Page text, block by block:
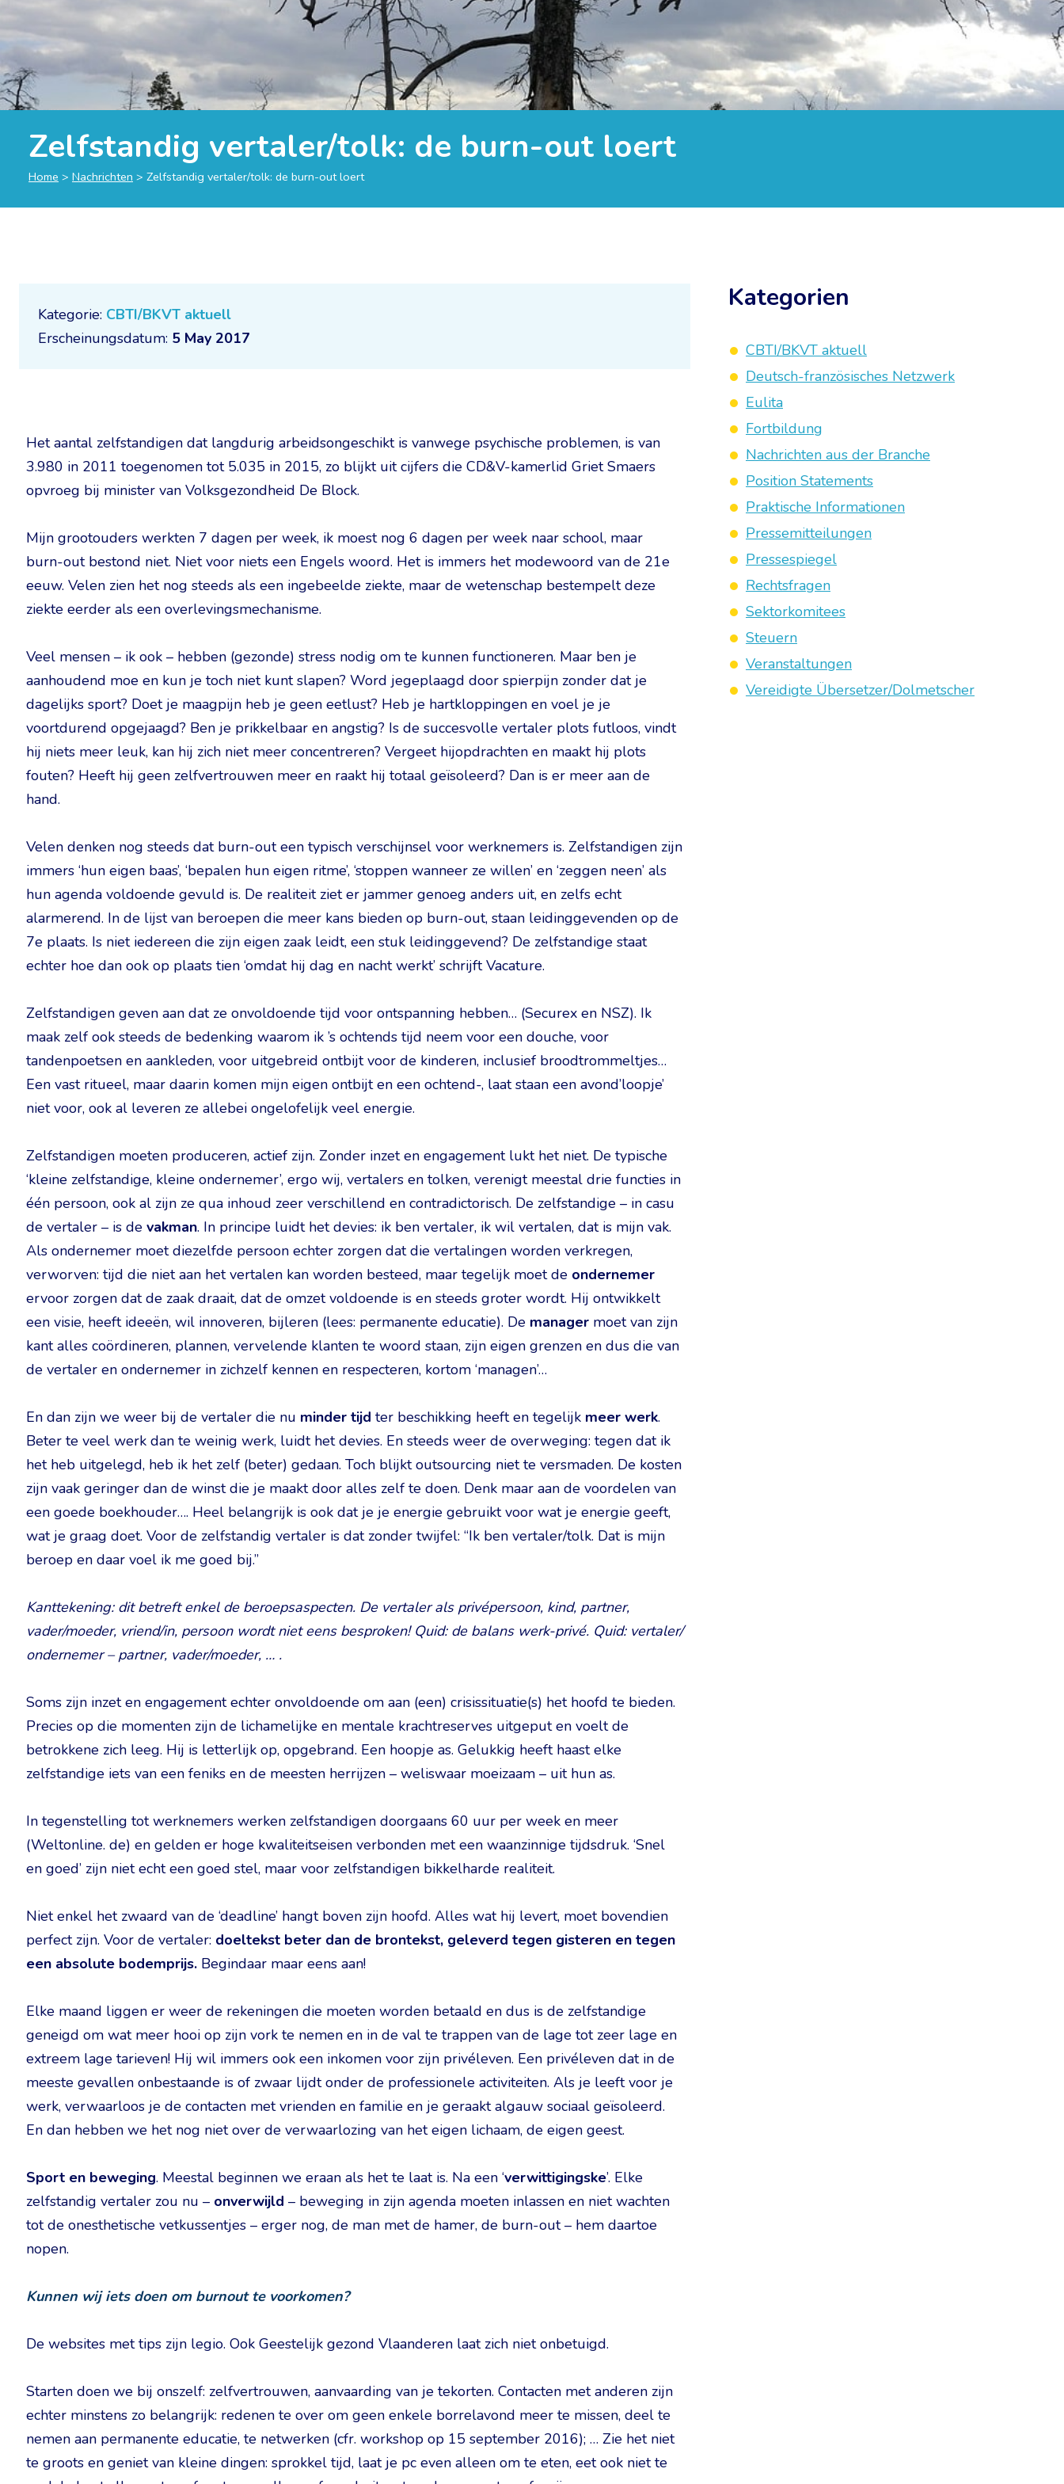
Zelfstandig vertaler/tolk: de burn-out loert
Home > Nachrichten > Zelfstandig vertaler/tolk: de burn-out loert
Kategorie: CBTI/BKVT aktuell
Erscheinungsdatum: 5 May 2017
Het aantal zelfstandigen dat langdurig arbeidsongeschikt is vanwege psychische problemen, is van
3.980 in 2011 toegenomen tot 5.035 in 2015, zo blijkt uit cijfers die CD&V-kamerlid Griet Smaers
opvroeg bij minister van Volksgezondheid De Block.
Mijn grootouders werkten 7 dagen per week, ik moest nog 6 dagen per week naar school, maar
burn-out bestond niet. Niet voor niets een Engels woord. Het is immers het modewoord van de 21e
eeuw. Velen zien het nog steeds als een ingebeelde ziekte, maar de wetenschap bestempelt deze
ziekte eerder als een overlevingsmechanisme.
Veel mensen – ik ook – hebben (gezonde) stress nodig om te kunnen functioneren. Maar ben je
aanhoudend moe en kun je toch niet kunt slapen? Word jegeplaagd door spierpijn zonder dat je
dagelijks sport? Doet je maagpijn heb je geen eetlust? Heb je hartkloppingen en voel je je
voortdurend opgejaagd? Ben je prikkelbaar en angstig? Is de succesvolle vertaler plots futloos, vindt
hij niets meer leuk, kan hij zich niet meer concentreren? Vergeet hijopdrachten en maakt hij plots
fouten? Heeft hij geen zelfvertrouwen meer en raakt hij totaal geïsoleerd? Dan is er meer aan de
hand.
Velen denken nog steeds dat burn-out een typisch verschijnsel voor werknemers is. Zelfstandigen zijn
immers ‘hun eigen baas’, ‘bepalen hun eigen ritme’, ‘stoppen wanneer ze willen’ en ‘zeggen neen’ als
hun agenda voldoende gevuld is. De realiteit ziet er jammer genoeg anders uit, en zelfs echt
alarmerend. In de lijst van beroepen die meer kans bieden op burn-out, staan leidinggevenden op de
7e plaats. Is niet iedereen die zijn eigen zaak leidt, een stuk leidinggevend? De zelfstandige staat
echter hoe dan ook op plaats tien ‘omdat hij dag en nacht werkt’ schrijft Vacature.
Zelfstandigen geven aan dat ze onvoldoende tijd voor ontspanning hebben… (Securex en NSZ). Ik
maak zelf ook steeds de bedenking waarom ik ’s ochtends tijd neem voor een douche, voor
tandenpoetsen en aankleden, voor uitgebreid ontbijt voor de kinderen, inclusief broodtrommeltjes…
Een vast ritueel, maar daarin komen mijn eigen ontbijt en een ochtend-, laat staan een avond’loopje’
niet voor, ook al leveren ze allebei ongelofelijk veel energie.
Zelfstandigen moeten produceren, actief zijn. Zonder inzet en engagement lukt het niet. De typische
‘kleine zelfstandige, kleine ondernemer’, ergo wij, vertalers en tolken, verenigt meestal drie functies in
één persoon, ook al zijn ze qua inhoud zeer verschillend en contradictorisch. De zelfstandige – in casu
de vertaler – is de vakman. In principe luidt het devies: ik ben vertaler, ik wil vertalen, dat is mijn vak.
Als ondernemer moet diezelfde persoon echter zorgen dat die vertalingen worden verkregen,
verworven: tijd die niet aan het vertalen kan worden besteed, maar tegelijk moet de ondernemer
ervoor zorgen dat de zaak draait, dat de omzet voldoende is en steeds groter wordt. Hij ontwikkelt
een visie, heeft ideeën, wil innoveren, bijleren (lees: permanente educatie). De manager moet van zijn
kant alles coördineren, plannen, vervelende klanten te woord staan, zijn eigen grenzen en dus die van
de vertaler en ondernemer in zichzelf kennen en respecteren, kortom ‘managen’…
En dan zijn we weer bij de vertaler die nu minder tijd ter beschikking heeft en tegelijk meer werk.
Beter te veel werk dan te weinig werk, luidt het devies. En steeds weer de overweging: tegen dat ik
het heb uitgelegd, heb ik het zelf (beter) gedaan. Toch blijkt outsourcing niet te versmaden. De kosten
zijn vaak geringer dan de winst die je maakt door alles zelf te doen. Denk maar aan de voordelen van
een goede boekhouder…. Heel belangrijk is ook dat je je energie gebruikt voor wat je energie geeft,
wat je graag doet. Voor de zelfstandig vertaler is dat zonder twijfel: “Ik ben vertaler/tolk. Dat is mijn
beroep en daar voel ik me goed bij.”
Kanttekening: dit betreft enkel de beroepsaspecten. De vertaler als privépersoon, kind, partner,
vader/moeder, vriend/in, persoon wordt niet eens besproken! Quid: de balans werk-privé. Quid: vertaler/
ondernemer – partner, vader/moeder, … .
Soms zijn inzet en engagement echter onvoldoende om aan (een) crisissituatie(s) het hoofd te bieden.
Precies op die momenten zijn de lichamelijke en mentale krachtreserves uitgeput en voelt de
betrokkene zich leeg. Hij is letterlijk op, opgebrand. Een hoopje as. Gelukkig heeft haast elke
zelfstandige iets van een feniks en de meesten herrijzen – weliswaar moeizaam – uit hun as.
In tegenstelling tot werknemers werken zelfstandigen doorgaans 60 uur per week en meer
(Weltonline. de) en gelden er hoge kwaliteitseisen verbonden met een waanzinnige tijdsdruk. ‘Snel
en goed’ zijn niet echt een goed stel, maar voor zelfstandigen bikkelharde realiteit.
Niet enkel het zwaard van de ‘deadline’ hangt boven zijn hoofd. Alles wat hij levert, moet bovendien
perfect zijn. Voor de vertaler: doeltekst beter dan de brontekst, geleverd tegen gisteren en tegen
een absolute bodemprijs. Begindaar maar eens aan!
Elke maand liggen er weer de rekeningen die moeten worden betaald en dus is de zelfstandige
geneigd om wat meer hooi op zijn vork te nemen en in de val te trappen van de lage tot zeer lage en
extreem lage tarieven! Hij wil immers ook een inkomen voor zijn privéleven. Een privéleven dat in de
meeste gevallen onbestaande is of zwaar lijdt onder de professionele activiteiten. Als je leeft voor je
werk, verwaarloos je de contacten met vrienden en familie en je geraakt algauw sociaal geïsoleerd.
En dan hebben we het nog niet over de verwaarlozing van het eigen lichaam, de eigen geest.
Sport en beweging. Meestal beginnen we eraan als het te laat is. Na een ‘verwittigingske’. Elke
zelfstandig vertaler zou nu – onverwijld – beweging in zijn agenda moeten inlassen en niet wachten
tot de onesthetische vetkussentjes – erger nog, de man met de hamer, de burn-out – hem daartoe
nopen.
Kunnen wij iets doen om burnout te voorkomen?
De websites met tips zijn legio. Ook Geestelijk gezond Vlaanderen laat zich niet onbetuigd.
Starten doen we bij onszelf: zelfvertrouwen, aanvaarding van je tekorten. Contacten met anderen zijn
echter minstens zo belangrijk: redenen te over om geen enkele borrelavond meer te missen, deel te
nemen aan permanente educatie, te netwerken (cfr. workshop op 15 september 2016); … Zie het niet
te groots en geniet van kleine dingen: sprokkel tijd, laat je pc even alleen om te eten, eet ook niet te
Kategorien
CBTI/BKVT aktuell
Deutsch-französisches Netzwerk
Eulita
Fortbildung
Nachrichten aus der Branche
Position Statements
Praktische Informationen
Pressemitteilungen
Pressespiegel
Rechtsfragen
Sektorkomitees
Steuern
Veranstaltungen
Vereidigte Übersetzer/Dolmetscher